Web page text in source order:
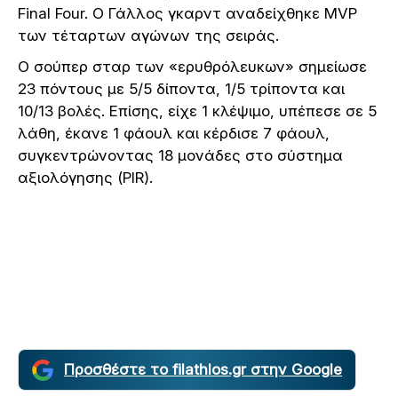
Final Four. Ο Γάλλος γκαρντ αναδείχθηκε MVP
των τέταρτων αγώνων της σειράς.
Ο σούπερ σταρ των «ερυθρόλευκων» σημείωσε
23 πόντους με 5/5 δίποντα, 1/5 τρίποντα και
10/13 βολές. Επίσης, είχε 1 κλέψιμο, υπέπεσε σε 5
λάθη, έκανε 1 φάουλ και κέρδισε 7 φάουλ,
συγκεντρώνοντας 18 μονάδες στο σύστημα
αξιολόγησης (PIR).
Προσθέστε το filathlos.gr στην Google